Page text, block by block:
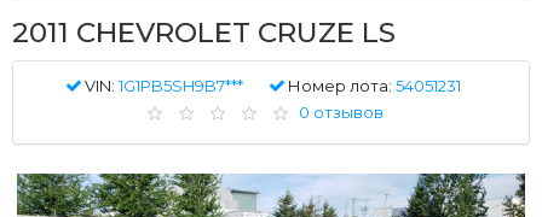
2011 CHEVROLET CRUZE LS
VIN:1G1PB5SH9B7*** Номер лота: 54051231
0 отзывов